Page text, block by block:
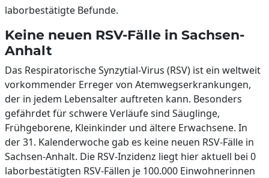
laborbestätigte Befunde.
Keine neuen RSV-Fälle in Sachsen-
Anhalt
Das Respiratorische Synzytial-Virus (RSV) ist ein weltweit
vorkommender Erreger von Atemwegserkrankungen,
der in jedem Lebensalter auftreten kann. Besonders
gefährdet für schwere Verläufe sind Säuglinge,
Frühgeborene, Kleinkinder und ältere Erwachsene. In
der 31. Kalenderwoche gab es keine neuen RSV-Fälle in
Sachsen-Anhalt. Die RSV-Inzidenz liegt hier aktuell bei 0
laborbestätigten RSV-Fällen je 100.000 Einwohnerinnen